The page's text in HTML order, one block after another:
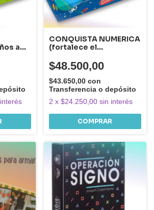
a
CONQUISTA NUMERICA
(fortalece el
números, el cálculo
mental y el valor
posicional de las cifras)
$48.500,00
$43.650,00 con
Transferencia o depósito
2 x $24.250,00 sin interés